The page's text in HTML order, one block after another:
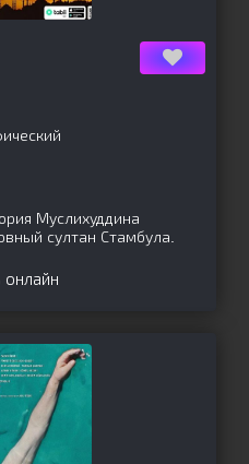
Муслихуддина
султан Стамбула.
онлайн